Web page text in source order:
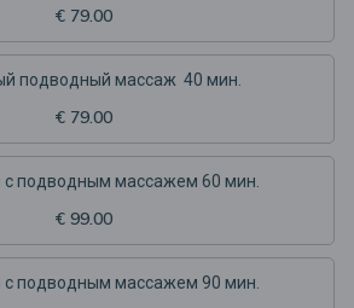
€ 79.00
подводный массаж 40 мин.
€ 79.00
подводным массажем 60 мин.
€ 99.00
подводным массажем 90 мин.